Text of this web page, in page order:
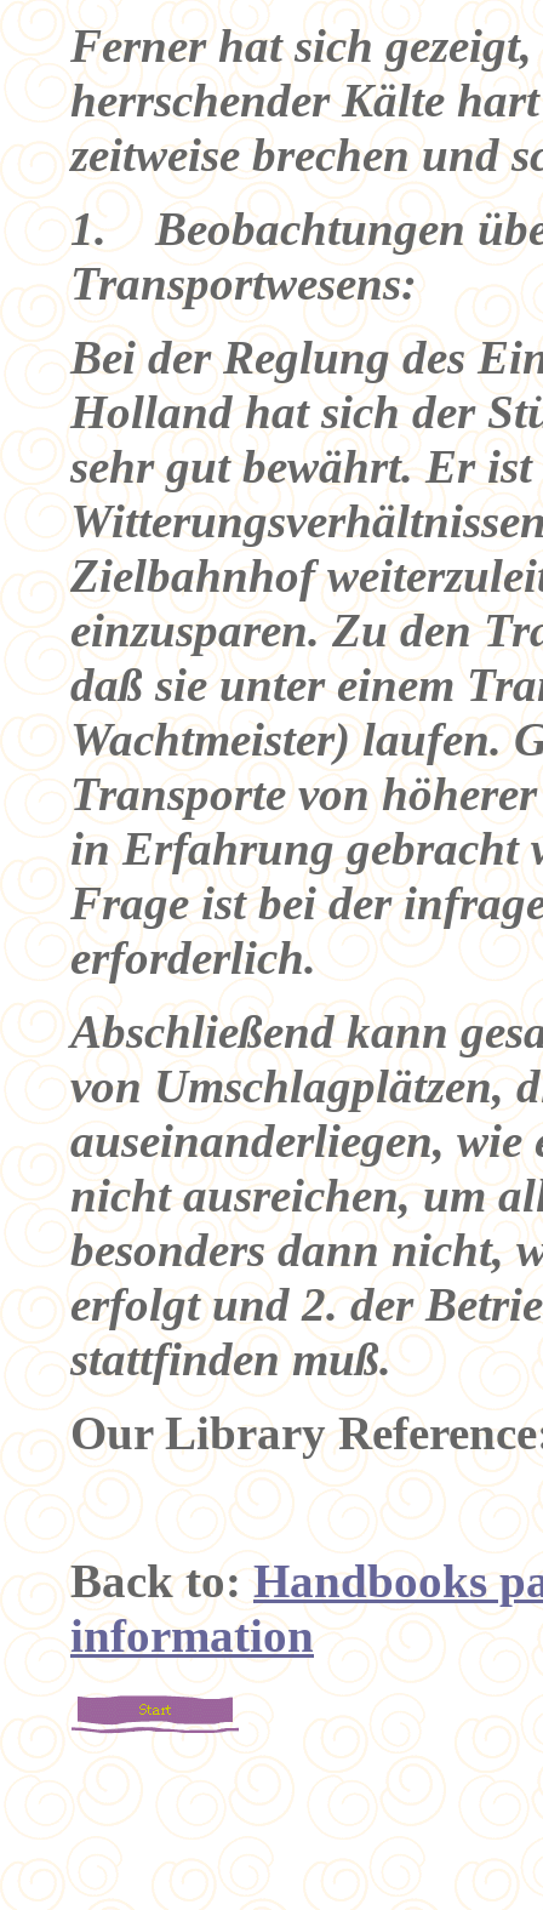
Ferner hat sich
herrschender Kälte
zeitweise brechen und
1. Beobachtungen
Transportwesens:
Bei der Reglung des
Holland hat sich der
sehr gut bewährt. Er
Zielbahnhof
einzusparen. Zu den
daß sie unter einem
Wachtmeister) laufen.
Transporte von
in Erfahrung gebracht
Frage ist bei der
erforderlich.
Abschließend kann
von Umschlagplätzen,
auseinanderliegen, wie
nicht ausreichen, um
besonders dann nicht,
erfolgt und 2. der
stattfinden muß.
Our Library
Back to:Handbooks
information